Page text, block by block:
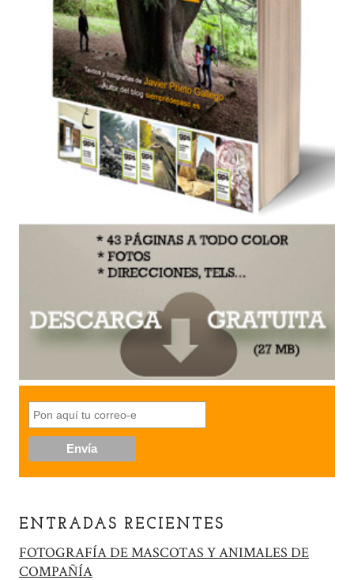
ENTRADAS RECIENTES
FOTOGRAFÍA DE MASCOTAS Y ANIMALES DE
COMPAÑÍA